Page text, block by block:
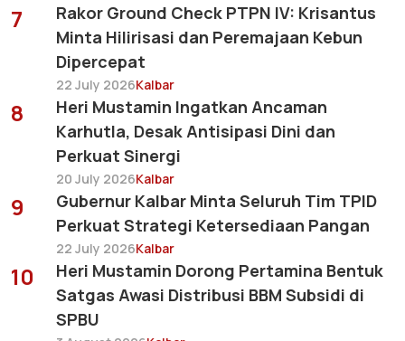
7
Rakor Ground Check PTPN IV: Krisantus
Minta Hilirisasi dan Peremajaan Kebun
Dipercepat
22 July 2026Kalbar
8
Heri Mustamin Ingatkan Ancaman
Karhutla, Desak Antisipasi Dini dan
Perkuat Sinergi
20 July 2026Kalbar
9
Gubernur Kalbar Minta Seluruh Tim TPID
Perkuat Strategi Ketersediaan Pangan
22 July 2026Kalbar
10
Heri Mustamin Dorong Pertamina Bentuk
Satgas Awasi Distribusi BBM Subsidi di
SPBU